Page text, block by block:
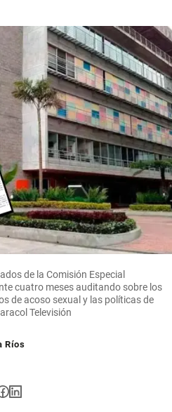
de la Comisión Especial
cuatro meses auditando sobre los
de acoso sexual y las políticas de
Televisión
Ríos